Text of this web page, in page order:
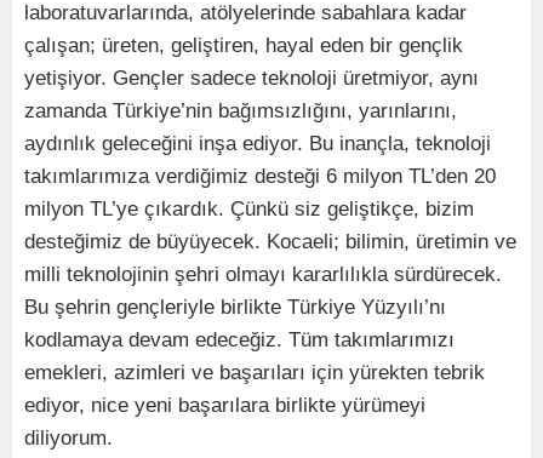
laboratuvarlarında, atölyelerinde sabahlara kadar
çalışan; üreten, geliştiren, hayal eden bir gençlik
yetişiyor. Gençler sadece teknoloji üretmiyor, aynı
zamanda Türkiye’nin bağımsızlığını, yarınlarını,
aydınlık geleceğini inşa ediyor. Bu inançla, teknoloji
takımlarımıza verdiğimiz desteği 6 milyon TL’den 20
milyon TL’ye çıkardık. Çünkü siz geliştikçe, bizim
desteğimiz de büyüyecek. Kocaeli; bilimin, üretimin ve
milli teknolojinin şehri olmayı kararlılıkla sürdürecek.
Bu şehrin gençleriyle birlikte Türkiye Yüzyılı’nı
kodlamaya devam edeceğiz. Tüm takımlarımızı
emekleri, azimleri ve başarıları için yürekten tebrik
ediyor, nice yeni başarılara birlikte yürümeyi
diliyorum.